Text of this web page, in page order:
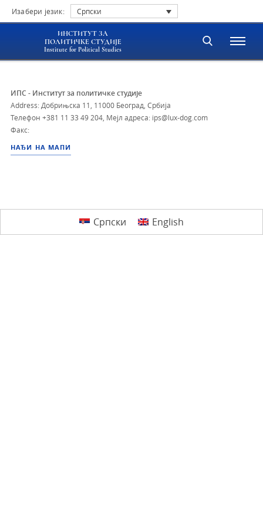
Изабери језик: Српски
ИНСТИТУТ ЗА
ПОЛИТИЧКЕ СТУДИЈЕ
Institute for Political Studies
ИПС - Институт за политичке студије
Address: Добрињска 11, 11000 Београд, Србија
Телефон +381 11 33 49 204 Мејл адреса: ips@lux-dog.com
Факс:
НАЂИ НА МАПИ
Српски English